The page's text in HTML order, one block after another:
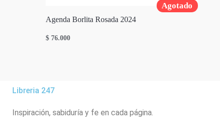
Agotado
Agenda Borlita Rosada 2024
$ 76.000
Libreria 247
Inspiración, sabiduría y fe en cada página.